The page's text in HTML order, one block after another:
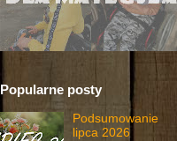
Popularne posty
Podsumowanie
lipca 2026